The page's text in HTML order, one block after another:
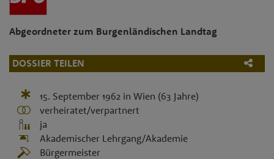
Abgeordneter zum Burgenländischen Landtag
DOSSIER TEILEN
15. September 1962in Wien (63 Jahre)
verheiratet/verpartnert
ja
Akademischer Lehrgang/Akademie
Bürgermeister